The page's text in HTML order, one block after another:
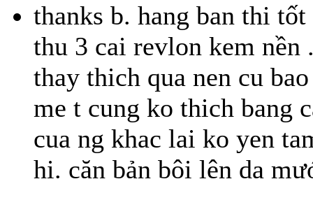
thanks b. hang ban thi
thu 3 cai revlon kem nền
thay thich qua nen cu
me t cung ko thich bang
cua ng khac lai ko yen
hi. căn bản bôi lên da